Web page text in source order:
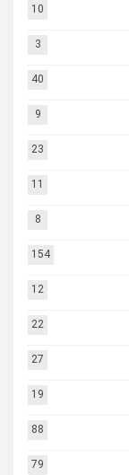
10
3
40
9
23
11
8
154
12
22
27
19
88
79